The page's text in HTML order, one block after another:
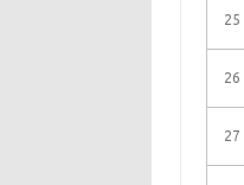
25
26
27